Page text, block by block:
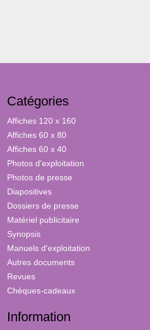
Catégories
Affiches 120 x 160
Affiches 60 x 80
Affiches 60 x 40
Photos d'exploitation
Photos de presse
Diapositives
Dossiers de presse
Matériel publicitaire
Synopsis
Manuels d'exploitation
Autres documents
Revues
Chèques-cadeaux
Information